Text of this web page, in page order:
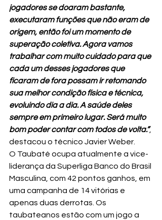
jogadores se doaram bastante,
executaram funções que não eram de
origem, então foi um momento de
superação coletiva. Agora vamos
trabalhar com muito cuidado para que
cada um desses jogadores que
ficaram de fora possam ir retomando
sua melhor condição física e técnica,
evoluindo dia a dia. A saúde deles
sempre em primeiro lugar. Será muito
bom poder contar com todos de volta.”,
destacou o técnico Javier Weber.
O Taubaté ocupa atualmente a vice-
liderança da Superliga Banco do Brasil
Masculina, com 42 pontos ganhos, em
uma campanha de 14 vitórias e
apenas duas derrotas. Os
taubateanos estão com um jogo a